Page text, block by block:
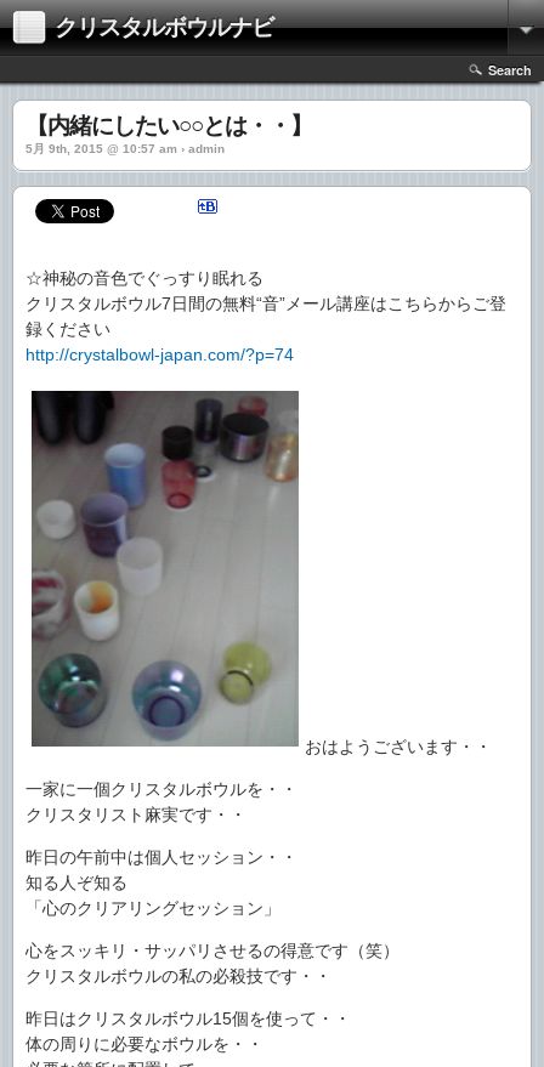
クリスタルボウルナビ
Search
【内緒にしたい○○とは・・】
5月 9th, 2015 @ 10:57 am › admin
☆神秘の音色でぐっすり眠れる
クリスタルボウル7日間の無料“音”メール講座はこちらからご登
録ください
http://crystalbowl-japan.com/?p=74
おはようございます・・
一家に一個クリスタルボウルを・・
クリスタリスト麻実です・・
昨日の午前中は個人セッション・・
知る人ぞ知る
「心のクリアリングセッション」
心をスッキリ・サッパリさせるの得意です（笑）
クリスタルボウルの私の必殺技です・・
昨日はクリスタルボウル15個を使って・・
体の周りに必要なボウルを・・